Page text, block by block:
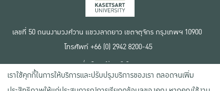
เลขที่ 50 ถนนงามวงศ์วาน แขวงลาดยาว เขตจตุจักร กรุงเทพฯ 10900
โทรศัพท์ +66 (0) 2942 8200-45
เงื่อนไขการใช้งานเว็บไซต์
ข้อตกลงด้านสิทธิ์ใช้งาน
นโยบายความเป็นส่วนตัว
เราใช้คุกกี้ในการให้บริการและปรับปรุงบริการของเรา ตลอดจนเพิ่ม